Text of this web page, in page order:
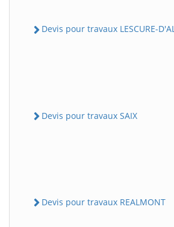
Devis pour travaux LESCURE-
Devis pour travaux SAIX
Devis pour travaux REALMONT